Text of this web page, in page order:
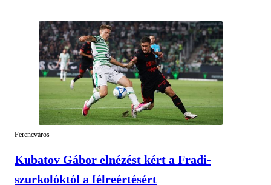
Ferencváros
Kubatov Gábor elnézést kért a Fradi-
szurkolóktól a félreértésért